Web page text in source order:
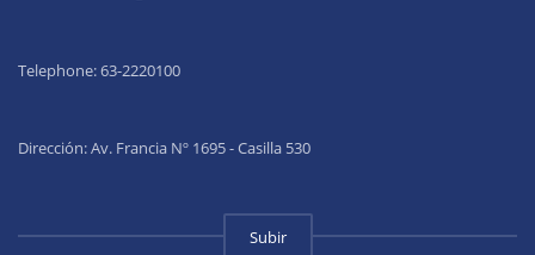
Telephone: 63-2220100
Dirección: Av. Francia Nº 1695 - Casilla 530
Subir